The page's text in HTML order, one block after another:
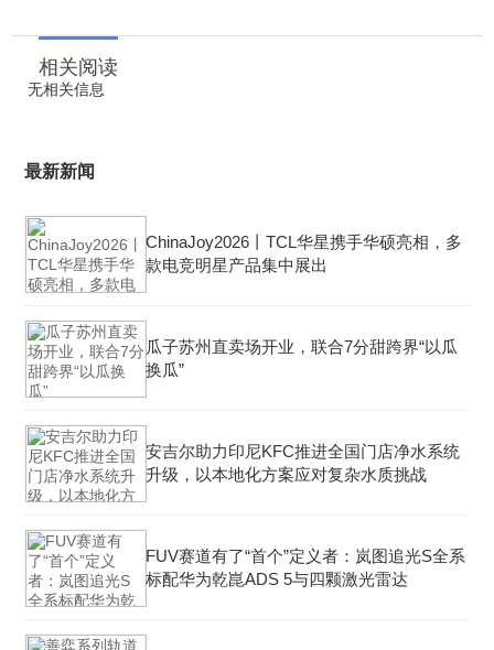
相关阅读
无相关信息
最新新闻
ChinaJoy2026丨TCL华星携手华硕亮相，多
款电竞明星产品集中展出
瓜子苏州直卖场开业，联合7分甜跨界“以瓜
换瓜”
安吉尔助力印尼KFC推进全国门店净水系统
升级，以本地化方案应对复杂水质挑战
FUV赛道有了“首个”定义者：岚图追光S全系
标配华为乾崑ADS 5与四颗激光雷达